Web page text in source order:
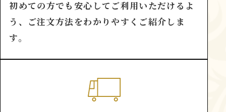
初めての方でも安心してご利用いただけるよ
う、ご注文方法をわかりやすくご紹介しま
す。